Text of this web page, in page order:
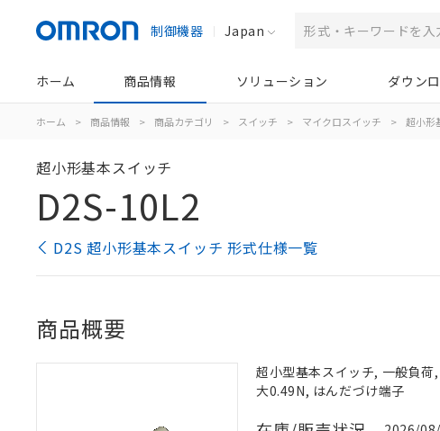
制御機器 Japan
ホーム 商品情報 ソリューション ダウン
ホーム > 商品情報 > 商品カテゴリ > スイッチ > マイクロスイッチ > 超小形
超小形基本スイッチ
D2S-10L2
D2S 超小形基本スイッチ 形式仕様一覧
商品概要
超小型基本スイッチ, 一般負
大0.49N, はんだづけ端子